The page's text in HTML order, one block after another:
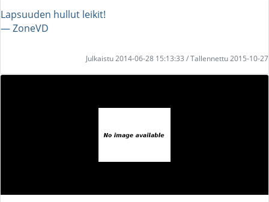
Lapsuuden hullut leikit!
― ZoneVD
Julkaistu 2014-06-28 15:13:33 / Tallennettu 2015-10-27